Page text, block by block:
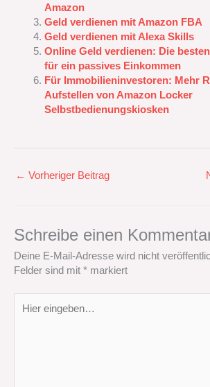
Amazon
Geld verdienen mit Amazon FBA
Geld verdienen mit Alexa Skills‭
Online Geld verdienen: Die
für ein passives Einkommen
Für Immobilieninvestoren:‭ ‬Mehr
Aufstellen von Amazon Locker
Selbstbedienungskiosken
← Vorheriger Beitrag
Schreibe einen
Deine E-Mail-Adresse wird nicht
Felder sind mit * markiert
eingeben…